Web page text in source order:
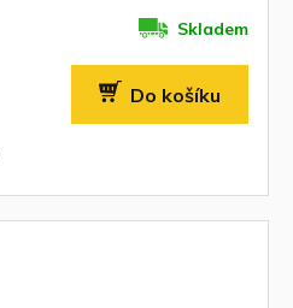
Skladem
Do košíku